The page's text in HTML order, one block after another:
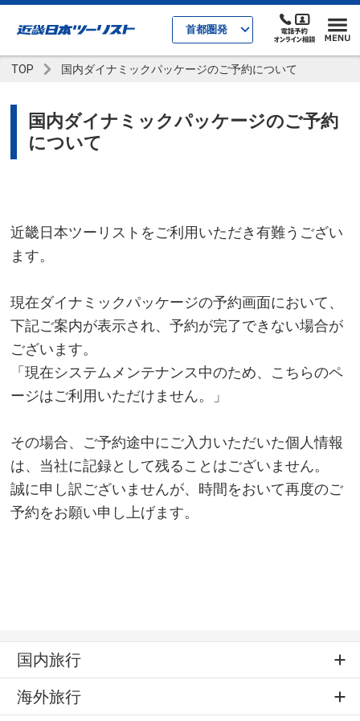
首都圏発
TOP 国内ダイナミックパッケージのご予約について
国内ダイナミックパッケージのご予約
について
近畿日本ツーリストをご利用いただき有難うござい
ます。
現在ダイナミックパッケージの予約画面において、
下記ご案内が表示され、予約が完了できない場合が
ございます。
「現在システムメンテナンス中のため、こちらのペ
ージはご利用いただけません。」
その場合、ご予約途中にご入力いただいた個人情報
は、当社に記録として残ることはございません。
誠に申し訳ございませんが、時間をおいて再度のご
予約をお願い申し上げます。
国内旅行
海外旅行